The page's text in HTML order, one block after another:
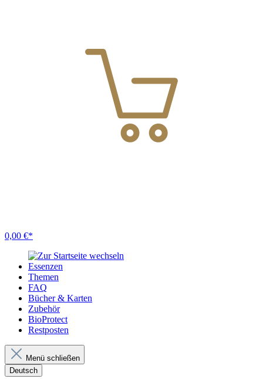
0,00 €*
Essenzen
Themen
FAQ
Bücher & Karten
Zubehör
BioProtect
Restposten
Menü schließen
Deutsch